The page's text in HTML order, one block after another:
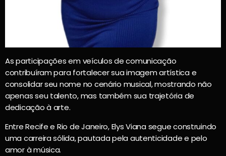
As participações em veículos de comunicação
contribuíram para fortalecer sua imagem artística e
consolidar seu nome no cenário musical, mostrando não
apenas seu talento, mas também sua trajetória de
dedicação à arte.
Entre Recife e Rio de Janeiro, Elys Viana segue construindo
uma carreira sólida, pautada pela autenticidade e pelo
amor à música.